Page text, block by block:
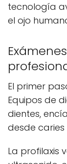
tecnología
el ojo
El primer
Equipos de
dientes,
desde
La profilaxis